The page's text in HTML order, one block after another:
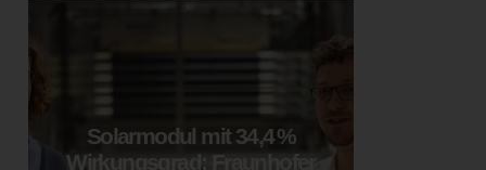
Solarmodul mit 34,4 %
Wirkungsgrad: Fraunhofer